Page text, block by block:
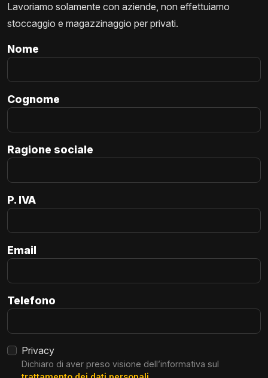
Lavoriamo solamente con aziende, non effettuiamo
stoccaggio e magazzinaggio per privati.
Nome
Cognome
Ragione sociale
P. IVA
Email
Telefono
Privacy
Dichiaro di aver preso visione dell’informativa sul